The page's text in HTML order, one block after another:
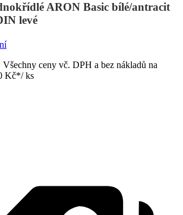
ARON Basic bílé/antracit
levé
ceny vč. DPH a bez nákladů na
Kč*/ ks